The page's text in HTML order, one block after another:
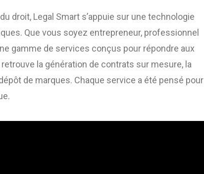
droit, Legal Smart s’appuie sur une technologie
Que vous soyez entrepreneur, professionnel
gamme de services conçus pour répondre aux
la génération de contrats sur mesure, la
de marques. Chaque service a été pensé pour